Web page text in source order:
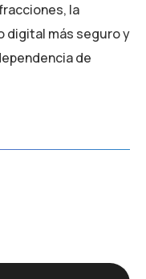
la
digital más seguro y
de